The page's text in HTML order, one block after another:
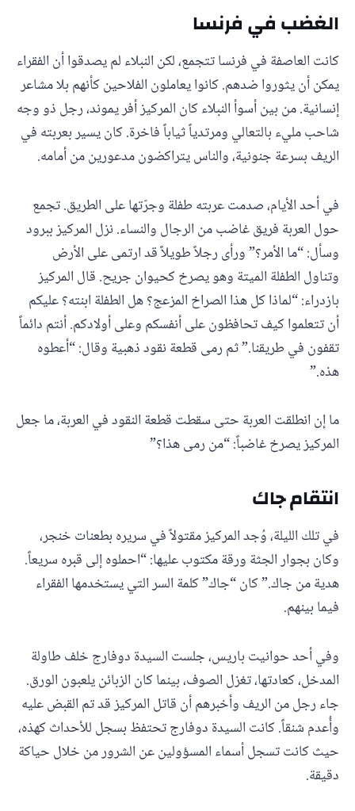
الغضب في فرنسا
كانت العاصفة في فرنسا تتجمع، لكن النبلاء لم يصدقوا أن الفقراء
يمكن أن يثوروا ضدهم. كانوا يعاملون الفلاحين كأنهم بلا مشاعر
إنسانية. من بين أسوأ النبلاء كان المركيز أفر يموند، رجل ذو وجه
شاحب مليء بالتعالي ومرتدياً ثياباً فاخرة. كان يسير بعربته في
الريف بسرعة جنونية، والناس يتراكضون مدعورين من أمامه.
في أحد الأيام، صدمت عربته طفلة وجرّتها على الطريق. تجمع
حول العربة فريق غاضب من الرجال والنساء. نزل المركيز ببرود
وسأل: “ما الأمر؟” ورأى رجلاً طويلاً قد ارتمى على الأرض
وتناول الطفلة الميتة وهو يصرخ كحيوان جريح. قال المركيز
بازدراء: “لماذا كل هذا الصراخ المزعج؟ هل الطفلة ابنته؟ عليكم
أن تتعلموا كيف تحافظون على أنفسكم وعلى أولادكم. أنتم دائماً
تقفون في طريقنا.” ثم رمى قطعة نقود ذهبية وقال: “أعطوه
هذه.”
ما إن انطلقت العربة حتى سقطت قطعة النقود في العربة، ما جعل
المركيز يصرخ غاضباً: “من رمى هذا؟”
انتقام جاك
في تلك الليلة، وُجد المركيز مقتولاً في سريره بطعنات خنجر،
وكان بجوار الجثة ورقة مكتوب عليها: “احملوه إلى قبره سريعاً.
هدية من جاك.” كان “جاك” كلمة السر التي يستخدمها الفقراء
فيما بينهم.
وفي أحد حوانيت باريس، جلست السيدة دوفارج خلف طاولة
المدخل، كعادتها، تغزل الصوف، بينما كان الزبائن يلعبون الورق.
جاء رجل من الريف وأخبرهم أن قاتل المركيز قد تم القبض عليه
وأُعدم شنقاً. كانت السيدة دوفارج تحتفظ بسجل للأحداث كهذه،
حيث كانت تسجل أسماء المسؤولين عن الشرور من خلال حياكة
دقيقة.